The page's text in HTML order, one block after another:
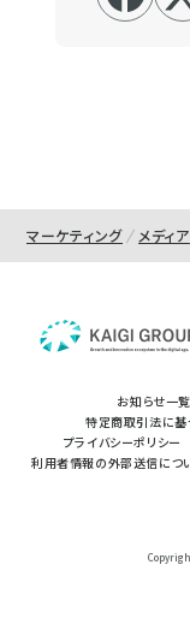
マーケティング メディア
お知らせ一覧
特定商取引法に基
プライバシーポリシー
利用者情報の外部送信につ